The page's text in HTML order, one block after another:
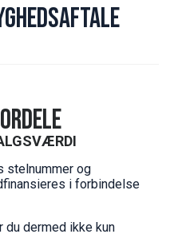
stelnummer og
i forbindelse
du dermed ikke kun